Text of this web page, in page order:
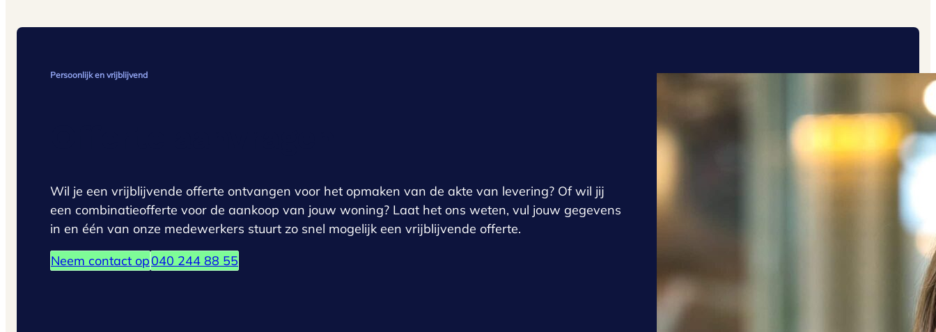
Persoonlijk en vrijblijvend
Wil je een vrijblijvende offerte ontvangen voor het opmaken van de akte van levering? Of wil jij
een combinatieofferte voor de aankoop van jouw woning? Laat het ons weten, vul jouw gegevens
in en één van onze medewerkers stuurt zo snel mogelijk een vrijblijvende offerte.
Neem contact op040 244 88 55